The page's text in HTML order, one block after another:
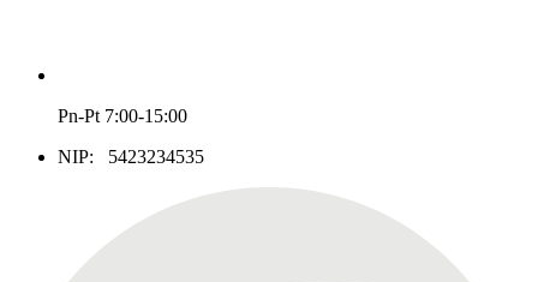
Pn-Pt 7:00-15:00
NIP: 5423234535